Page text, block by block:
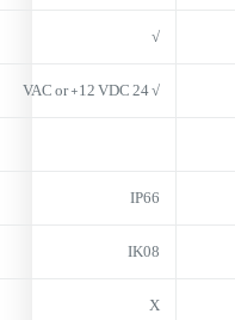
√
√ 24 VAC or +12 VDC
IP66
IK08
X